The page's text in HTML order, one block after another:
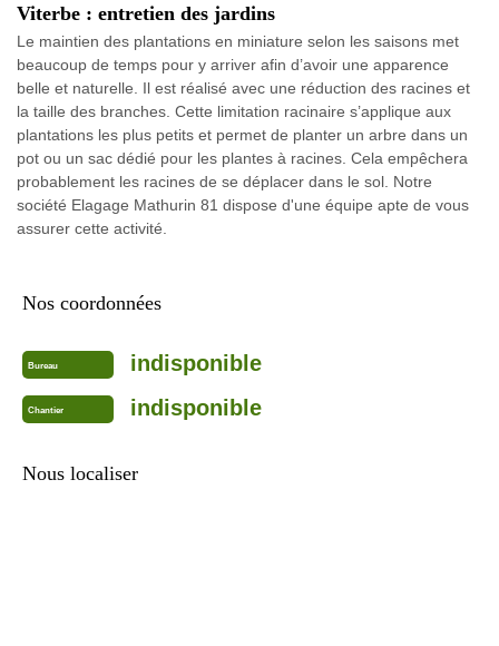
Viterbe : entretien des jardins
Le maintien des plantations en miniature selon les saisons met
beaucoup de temps pour y arriver afin d’avoir une apparence
belle et naturelle. Il est réalisé avec une réduction des racines et
la taille des branches. Cette limitation racinaire s’applique aux
plantations les plus petits et permet de planter un arbre dans un
pot ou un sac dédié pour les plantes à racines. Cela empêchera
probablement les racines de se déplacer dans le sol. Notre
société Elagage Mathurin 81 dispose d'une équipe apte de vous
assurer cette activité.
Nos coordonnées
Bureau indisponible
Chantier indisponible
Nous localiser